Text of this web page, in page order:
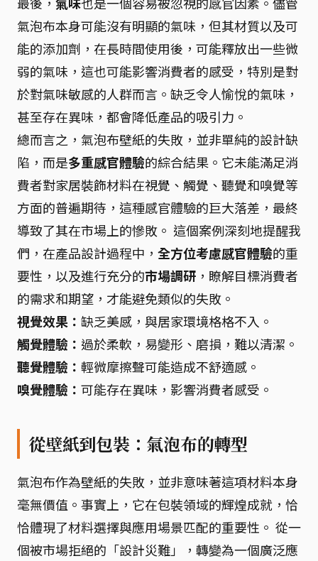
氣泡布本身可能沒有明顯的氣味，但其材質以及可
能的添加劑，在長時間使用後，可能釋放出一些微
弱的氣味，這也可能影響消費者的感受，特別是對
於對氣味敏感的人群而言。缺乏令人愉悅的氣味，
甚至存在異味，都會降低產品的吸引力。
總而言之，氣泡布壁紙的失敗，並非單純的設計缺
陷，而是多重感官體驗的綜合結果。它未能滿足消
費者對家居裝飾材料在視覺、觸覺、聽覺和嗅覺等
方面的普遍期待，這種感官體驗的巨大落差，最終
導致了其在市場上的慘敗。 這個案例深刻地提醒我
們，在產品設計過程中， 全方位考慮感官體驗的重
要性，以及進行充分的市場調研 ，瞭解目標消費者
的需求和期望，才能避免類似的失敗。
視覺效果： 缺乏美感，與居家環境格格不入。
觸覺體驗： 過於柔軟，易變形、磨損，難以清潔。
聽覺體驗： 輕微摩擦聲可能造成不舒適感。
嗅覺體驗： 可能存在異味，影響消費者感受。
從壁紙到包裝：氣泡布的轉型
氣泡布作為壁紙的失敗，並非意味著這項材料本身
毫無價值。事實上，它在包裝領域的輝煌成就，恰
恰體現了材料選擇與應用場景匹配的重要性。 從一
個被市場拒絕的「設計災難」，轉變為一個廣泛應